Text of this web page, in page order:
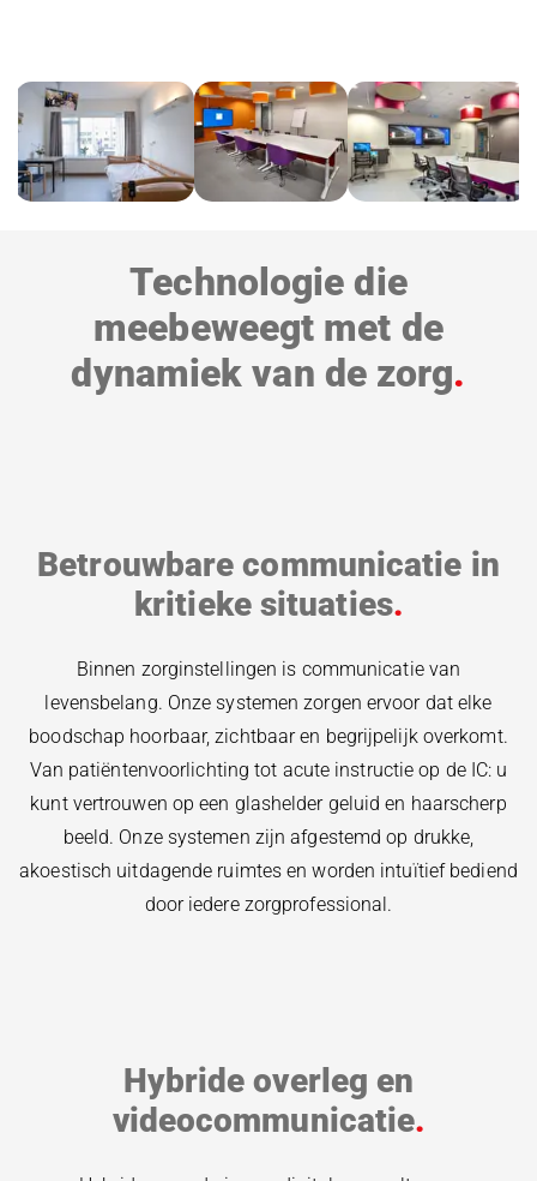
Foto
album
overslaan
Technologie die
meebeweegt met de
dynamiek van de zorg
Betrouwbare communicatie in
kritieke situaties
Binnen zorginstellingen is communicatie van
levensbelang. Onze systemen zorgen ervoor dat elke
boodschap hoorbaar, zichtbaar en begrijpelijk overkomt.
Van patiëntenvoorlichting tot acute instructie op de IC: u
kunt vertrouwen op een glashelder geluid en haarscherp
beeld. Onze systemen zijn afgestemd op drukke,
akoestisch uitdagende ruimtes en worden intuïtief bediend
door iedere zorgprofessional.
Hybride overleg en
videocommunicatie